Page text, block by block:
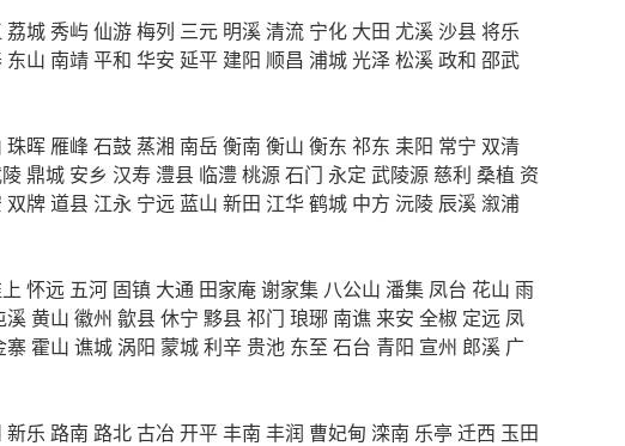
荔城秀屿仙游梅列 三元 明溪清流 宁化 大田 尤溪沙县将乐
东山 南靖平和 华安 延平 建阳 顺昌 浦城光泽松溪政和 邵武
珠晖 雁峰 石鼓 蒸湘 南岳衡南 衡山 衡东 祁东 耒阳 常宁 双清
鼎城 安乡 汉寿 澧县 临澧桃源石门 永定 武陵源 慈利 桑植 资
双牌道县 江永 宁远 蓝山 新田 江华鹤城 中方 沅陵 辰溪 溆浦
怀远 五河 固镇 大通 田家庵谢家集 八公山 潘集 凤台 花山 雨
溪黄山 徽州 歙县休宁 黟县祁门 琅琊 南谯 来安 全椒 定远 凤
寨 霍山 谯城 涡阳 蒙城利辛 贵池 东至 石台 青阳 宣州 郎溪 广
新乐 路南 路北古冶 开平丰南 丰润 曹妃甸 滦南 乐亭 迁西 玉田